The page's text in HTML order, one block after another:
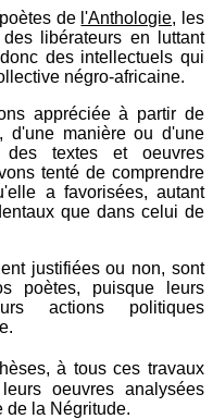
de l'Anthologie, les
libérateurs en luttant
des intellectuels qui
négro-africaine.
appréciée à partir de
d'une manière ou d'une
des textes et oeuvres
tenté de comprendre
a favorisées, autant
que dans celui de
justifiées ou non, sont
poètes, puisque leurs
actions politiques
à tous ces travaux
oeuvres analysées
de la Négritude.